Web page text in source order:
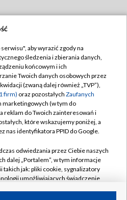
TVP
TVP
prywatności
zgody
Pomoc
Kontakt
Kanały
aby wyrazić zgody na
śledzenia i zbierania danych,
końcowym i ich
Twoich danych osobowych przez
(zwaną dalej również „TVP”),
firm) oraz pozostałych Zaufanych
marketingowych (w tym do
reklam do Twoich zainteresowań i
które wskazujemy poniżej, a
nas identyfikatora PPID do Google.
odwiedzania przez Ciebie naszych
dalej „Portalem”, w tym informacje
takich jak: pliki cookie, sygnalizatory
umożliwiających świadczenie